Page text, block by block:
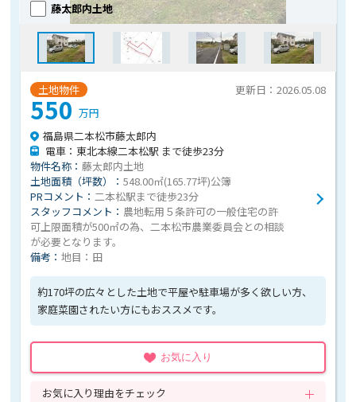
土地物件
藤太郎内土地
更新日：2026.05.08
550万円
福島県二本松市藤太郎内
電車：東北本線二本松駅 まで徒歩23分
物件名称：藤太郎内土地
土地面積（坪数）：548.00㎡(165.77坪)公簿
PRコメント：二本松駅まで徒歩23分
スタッフコメント： 農地転用５条許可の一般住宅の許
可上限面積が500㎡の為、二本松市農業委員会との相談
が必要となります。
備考：地目：田
約170坪の広々とした土地で平屋や駐車場が多く欲しい方、
家庭菜園されたい方にもおススメです。
お気に入り
お気に入り理由をチェック